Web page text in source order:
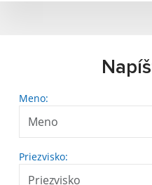
Meno:
Priezvisko: